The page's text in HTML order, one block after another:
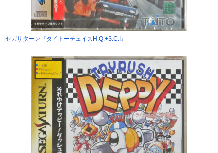
セガサターン『タイトーチェイスH.Q.+S.C.I』